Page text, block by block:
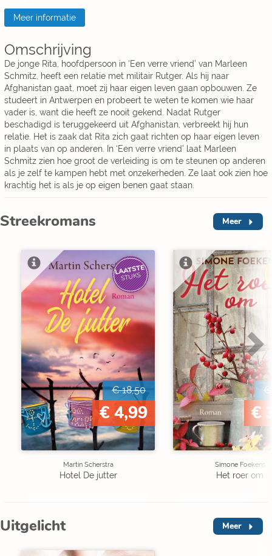
Meer informatie
Omschrijving
De jonge Rita, hoofdpersoon in ‘Een verre vriend’ van Marleen
Schmitz, heeft een relatie met militair Rutger. Als hij naar
Afghanistan gaat, moet zij haar eigen leven gaan opbouwen. Ze
studeert in Antwerpen en probeert te weten te komen wie haar
vader is, want die heeft ze nooit gekend. Nadat Rutger
beschadigd is teruggekeerd uit Afghanistan, verbreekt hij hun
relatie. Het is zaak dat Rita zich gaat richten op haar eigen leven
in plaats van op anderen. In ‘Een verre vriend’ laat Marleen
Schmitz zien hoe groot de verleiding is om te steunen op anderen
als je zelf te kampen hebt met onzekerheden. Ze laat ook zien hoe
krachtig het is als je op eigen benen gaat staan.
Streekromans Meer
LAATSTE
STUKS
€ 18,50
€ 4,99
Martin Scherstra
Hotel De jutter
€
€
Simone Foekens
Het roer om
Uitgelicht Meer